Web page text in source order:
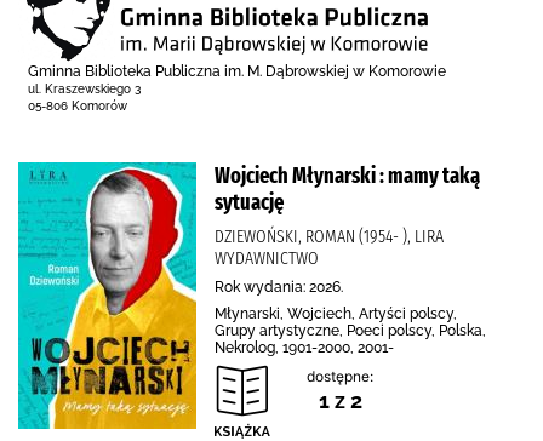
Gminna Biblioteka Publiczna im. M. Dąbrowskiej w Komorowie
ul. Kraszewskiego 3
05-806 Komorów
Wojciech Młynarski : mamy taką
sytuację
DZIEWOŃSKI, ROMAN (1954- ), LIRA
WYDAWNICTWO
Rok wydania: 2026.
Młynarski, Wojciech, Artyści polscy,
Grupy artystyczne, Poeci polscy, Polska,
Nekrolog, 1901-2000, 2001-
dostępne:
1 z 2